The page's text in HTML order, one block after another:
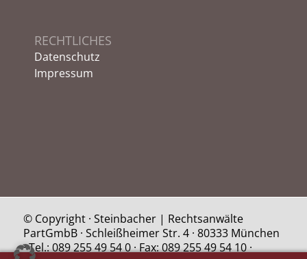
RECHTLICHES
Datenschutz
Impressum
© Copyright · Steinbacher | Rechtsanwälte
PartGmbB · Schleißheimer Str. 4 · 80333 München
· Tel.: 089 255 49 54 0 · Fax: 089 255 49 54 10 ·